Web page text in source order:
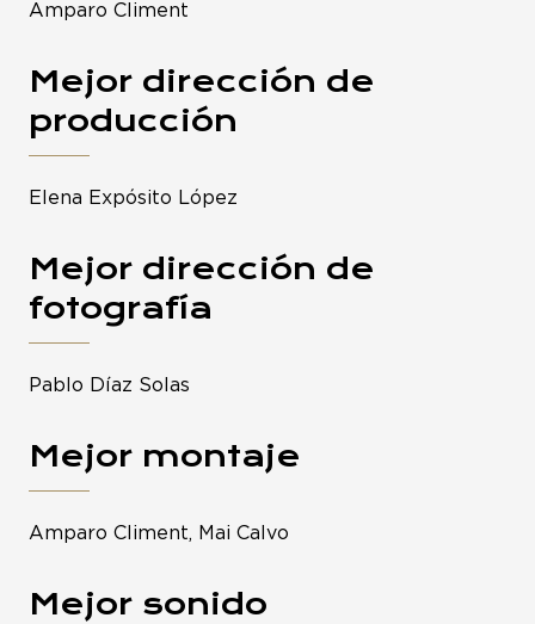
Amparo Climent
Mejor dirección de
producción
Elena Expósito López
Mejor dirección de
fotografía
Pablo Díaz Solas
Mejor montaje
Amparo Climent, Mai Calvo
Mejor sonido